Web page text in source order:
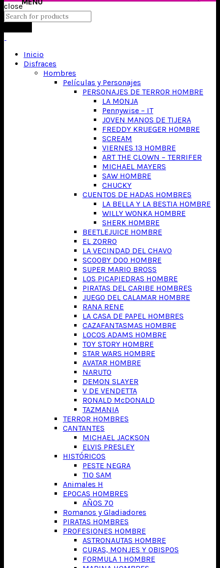
close
Inicio
Disfraces
Hombres
Películas y Personajes
PERSONAJES DE TERROR HOMBRE
LA MONJA
Pennywise – IT
JOVEN MANOS DE TIJERA
FREDDY KRUEGER HOMBRE
SCREAM
VIERNES 13 HOMBRE
ART THE CLOWN – TERRIFER
MICHAEL MAYERS
SAW HOMBRE
CHUCKY
CUENTOS DE HADAS HOMBRES
LA BELLA Y LA BESTIA HOMBRE
WILLY WONKA HOMBRE
SHERK HOMBRE
BEETLEJUICE HOMBRE
EL ZORRO
LA VECINDAD DEL CHAVO
SCOOBY DOO HOMBRE
SUPER MARIO BROSS
LOS PICAPIEDRAS HOMBRE
PIRATAS DEL CARIBE HOMBRES
JUEGO DEL CALAMAR HOMBRE
RANA RENE
LA CASA DE PAPEL HOMBRES
CAZAFANTASMAS HOMBRE
LOCOS ADAMS HOMBRE
TOY STORY HOMBRE
STAR WARS HOMBRE
AVATAR HOMBRE
NARUTO
DEMON SLAYER
V DE VENDETTA
RONALD McDONALD
TAZMANIA
TERROR HOMBRES
CANTANTES
MICHAEL JACKSON
ELVIS PRESLEY
HISTÓRICOS
PESTE NEGRA
TIO SAM
Animales H
EPOCAS HOMBRES
AÑOS 70
Romanos y Gladiadores
PIRATAS HOMBRES
PROFESIONES HOMBRE
ASTRONAUTAS HOMBRE
CURAS, MONJES Y OBISPOS
FORMULA 1 HOMBRE